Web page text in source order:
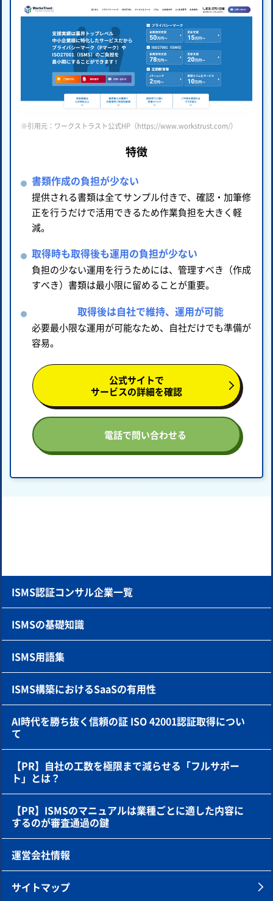
※引用元：ワークストラスト公式HP（https://www.workstrust.com/）
特徴
書類作成の負担が少ない
提供される書類は全てサンプル付きで、確認・加筆修
正を行うだけで活用できるため作業負担を大きく軽
減。
取得時も取得後も運用の負担が少ない
負担の少ない運用を行うためには、管理すべき（作成
すべき）書類は最小限に留めることが重要。
取得後は自社で維持、運用が可能
必要最小限な運用が可能なため、自社だけでも準備が
容易。
公式サイトで
サービスの詳細を確認
電話で問い合わせる
ISMS認証コンサル企業一覧
ISMSの基礎知識
ISMS用語集
ISMS構築におけるSaaSの有用性
AI時代を勝ち抜く信頼の証 ISO 42001認証取得につい
て
【PR】自社の工数を極限まで減らせる「フルサポー
ト」とは？
【PR】ISMSのマニュアルは業種ごとに適した内容に
するのが審査通過の鍵
運営会社情報
サイトマップ